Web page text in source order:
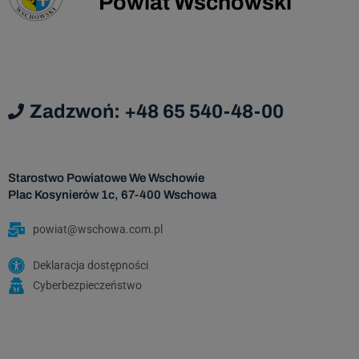
Zadzwoń: +48 65 540-48-00
Starostwo Powiatowe We Wschowie
Plac Kosynierów 1c, 67-400 Wschowa
powiat@wschowa.com.pl
Deklaracja dostępności
Cyberbezpieczeństwo